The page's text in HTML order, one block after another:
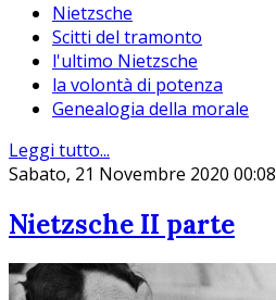
Nietzsche
Scitti del tramonto
l'ultimo Nietzsche
la volontà di potenza
Genealogia della morale
Leggi tutto...
Sabato, 21 Novembre 2020 00:08
Nietzsche II parte